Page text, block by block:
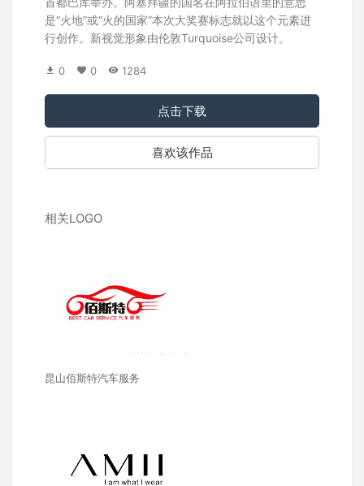
是“火地”或“火的国家”本次大奖赛标志就以这个元素进
行创作。新视觉形象由伦敦Turquoise公司设计。
0 0 1284
点击下载
喜欢该作品
相关LOGO
昆山佰斯特汽车服务